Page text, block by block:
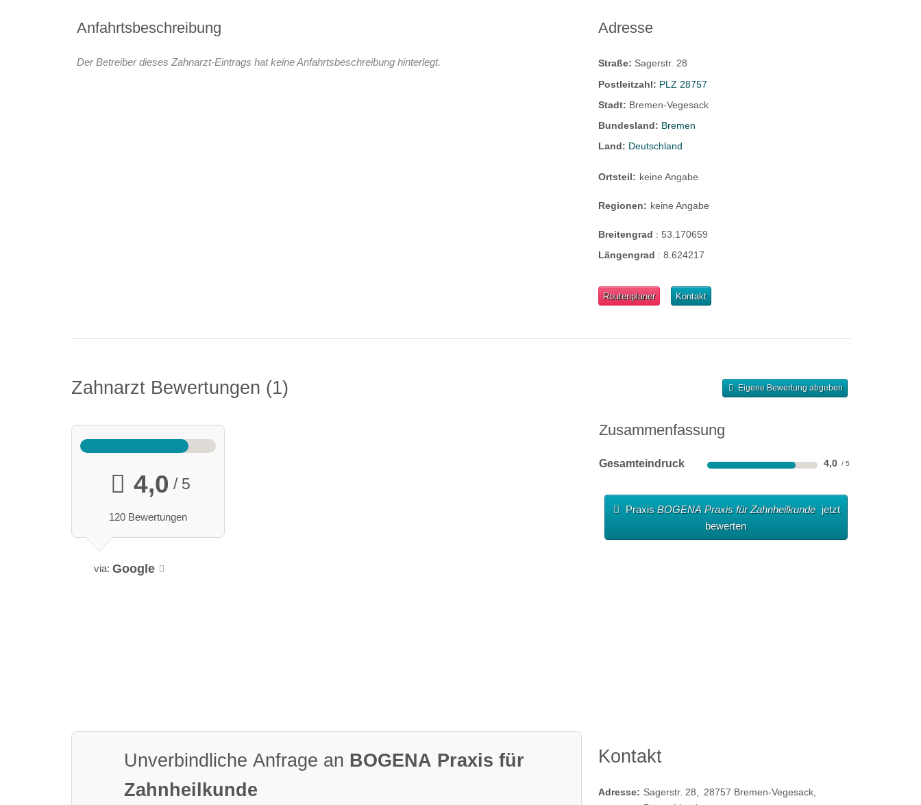
Anfahrtsbeschreibung
Der Betreiber dieses Zahnarzt-Eintrags hat keine Anfahrtsbeschreibung hinterlegt.
Adresse
Straße: Sagerstr. 28
Postleitzahl: PLZ 28757
Stadt: Bremen-Vegesack
Bundesland: Bremen
Land: Deutschland
Ortsteil: keine Angabe
Regionen: keine Angabe
Breitengrad :53.170659
Längengrad :8.624217
Routenplaner Kontakt
Zahnarzt Bewertungen 1 Eigene Bewertung abgeben
Zusammenfassung
Gesamteindruck 4,0
Praxis BOGENA Praxis für Zahnheilkunde jetzt
bewerten
4,0 / 5
120 Bewertungen
via: Google
Unverbindliche Anfrage an BOGENA Praxis für
Zahnheilkunde
Kontakt
Adresse: Sagerstr. 28 28757 Bremen-Vegesack